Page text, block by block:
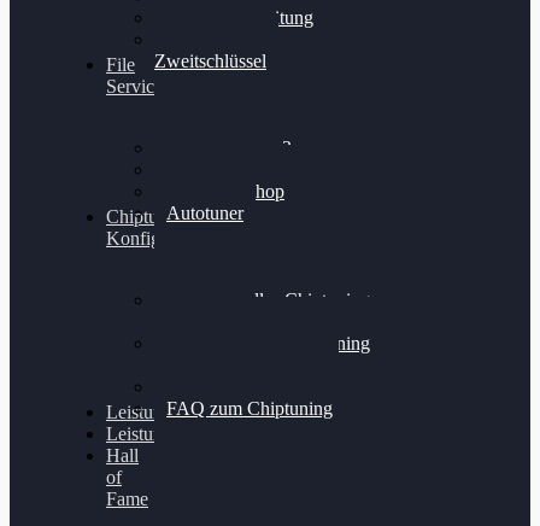
Felgenaufbereitung
Zweitschlüssel
File
Service
Alientech Kess3
Alientech Shop
Autotuner
Chiptuning
Konfigurator
Professionelles Chiptuning
Professionelles Chiptuning
FAQ zum Chiptuning
Leistungsmessung
Leistungsprüfstand
Hall
of
Fame